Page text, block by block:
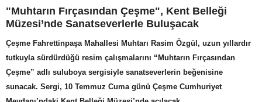
"Muhtarın Fırçasından Çeşme", Kent Belleği
Müzesi’nde Sanatseverlerle Buluşacak
Çeşme Fahrettinpaşa Mahallesi Muhtarı Rasim Özgül, uzun yıllardır
tutkuyla sürdürdüğü resim çalışmalarını “Muhtarın Fırçasından
Çeşme” adlı suluboya sergisiyle sanatseverlerin beğenisine
sunacak. Sergi, 10 Temmuz Cuma günü Çeşme Cumhuriyet